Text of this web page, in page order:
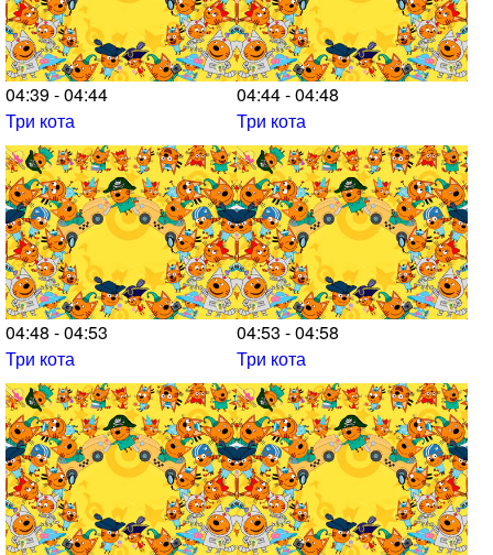
04:39 - 04:44
Три кота
04:44 - 04:48
Три кота
04:48 - 04:53
Три кота
04:53 - 04:58
Три кота